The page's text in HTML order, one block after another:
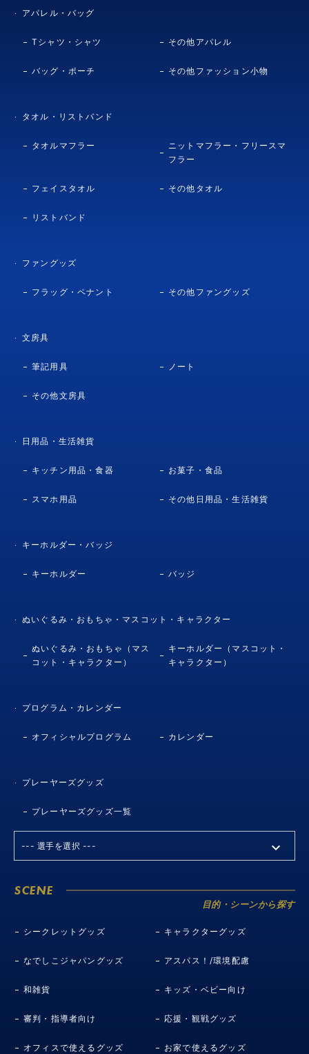
アパレル・バッグ
Tシャツ・シャツ その他アパレル
バッグ・ポーチ その他ファッション小物
タオル・リストバンド
タオルマフラー
ニットマフラー・フリースマ
フラー
フェイスタオル その他タオル
リストバンド
ファングッズ
フラッグ・ペナント その他ファングッズ
文房具
筆記用具 ノート
その他文房具
日用品・生活雑貨
キッチン用品・食器 お菓子・食品
スマホ用品 その他日用品・生活雑貨
キーホルダー・バッジ
キーホルダー バッジ
ぬいぐるみ・おもちゃ・マスコット・キャラクター
ぬいぐるみ・おもちゃ（マス
コット・キャラクター）
キーホルダー（マスコット・
キャラクター）
プログラム・カレンダー
オフィシャルプログラム カレンダー
プレーヤーズグッズ
プレーヤーズグッズ一覧
SCENE
目的・シーンから探す
シークレットグッズ キャラクターグッズ
なでしこジャパングッズ アスパス！/環境配慮
和雑貨 キッズ・ベビー向け
審判・指導者向け 応援・観戦グッズ
オフィスで使えるグッズ お家で使えるグッズ